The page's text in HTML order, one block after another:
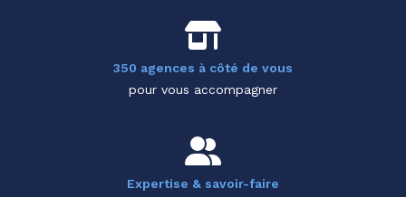
350 agences à côté de vous
pour vous accompagner
Expertise & savoir-faire